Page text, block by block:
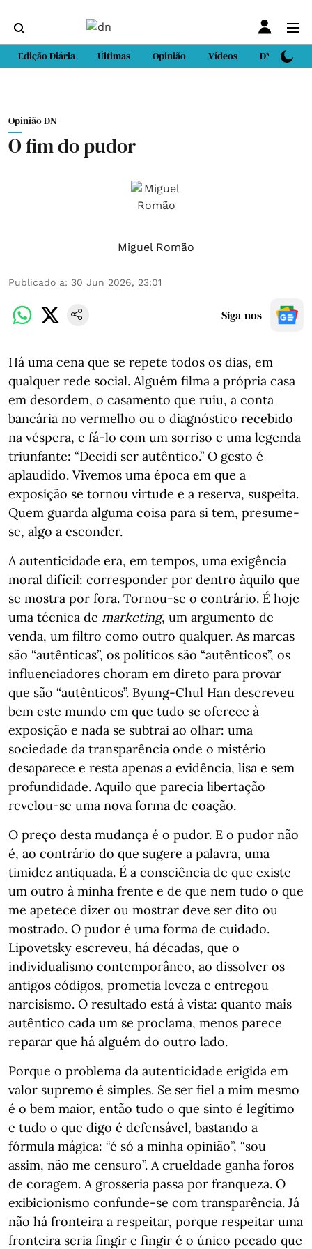
Edição Diária Últimas Opinião Vídeos DN Sport
Opinião DN
O fim do pudor
Miguel Romão
Publicado a: 30 Jun 2026, 23:01
Siga-nos
Há uma cena que se repete todos os dias, em
qualquer rede social. Alguém filma a própria casa
em desordem, o casamento que ruiu, a conta
bancária no vermelho ou o diagnóstico recebido
na véspera, e fá-lo com um sorriso e uma legenda
triunfante: “Decidi ser autêntico.” O gesto é
aplaudido. Vivemos uma época em que a
exposição se tornou virtude e a reserva, suspeita.
Quem guarda alguma coisa para si tem, presume-
se, algo a esconder.
A autenticidade era, em tempos, uma exigência
moral difícil: corresponder por dentro àquilo que
se mostra por fora. Tornou-se o contrário. É hoje
uma técnica de marketing, um argumento de
venda, um filtro como outro qualquer. As marcas
são “autênticas”, os políticos são “autênticos”, os
influenciadores choram em direto para provar
que são “autênticos”. Byung-Chul Han descreveu
bem este mundo em que tudo se oferece à
exposição e nada se subtrai ao olhar: uma
sociedade da transparência onde o mistério
desaparece e resta apenas a evidência, lisa e sem
profundidade. Aquilo que parecia libertação
revelou-se uma nova forma de coação.
O preço desta mudança é o pudor. E o pudor não
é, ao contrário do que sugere a palavra, uma
timidez antiquada. É a consciência de que existe
um outro à minha frente e de que nem tudo o que
me apetece dizer ou mostrar deve ser dito ou
mostrado. O pudor é uma forma de cuidado.
Lipovetsky escreveu, há décadas, que o
individualismo contemporâneo, ao dissolver os
antigos códigos, prometia leveza e entregou
narcisismo. O resultado está à vista: quanto mais
autêntico cada um se proclama, menos parece
reparar que há alguém do outro lado.
Porque o problema da autenticidade erigida em
valor supremo é simples. Se ser fiel a mim mesmo
é o bem maior, então tudo o que sinto é legítimo
e tudo o que digo é defensável, bastando a
fórmula mágica: “é só a minha opinião”, “sou
assim, não me censuro”. A crueldade ganha foros
de coragem. A grosseria passa por franqueza. O
exibicionismo confunde-se com transparência. Já
não há fronteira a respeitar, porque respeitar uma
fronteira seria fingir e fingir é o único pecado que